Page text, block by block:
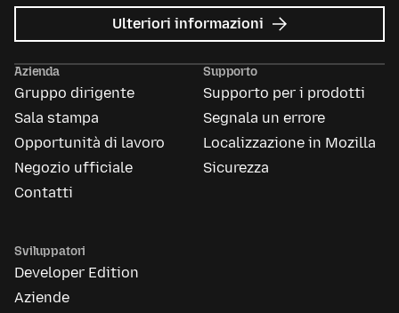
Ulteriori informazioni su
Mozilla
Azienda
Gruppo dirigente
Sala stampa
Opportunità di lavoro
Negozio ufficiale
Contatti
Supporto
Supporto per i prodotti
Segnala un errore
Localizzazione in Mozilla
Sicurezza
Sviluppatori
Developer Edition
Aziende